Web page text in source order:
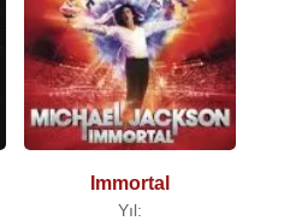
Immortal
Yıl: